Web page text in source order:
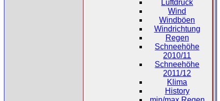
Luftdruck
Wind
Windböen
Windrichtung
Regen
Schneehöhe
2010/11
Schneehöhe
2011/12
Klima
History